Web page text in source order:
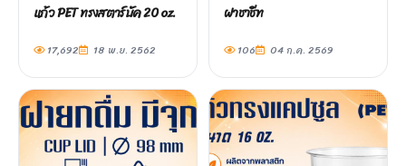
แก้ว PET ทรงสตาร์บัค 20 oz.
17,692 18 พ.ย. 2562
ฝาชาชีท
106 04 ก.ค. 2569